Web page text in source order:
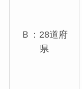
Ｂ：28道府
県